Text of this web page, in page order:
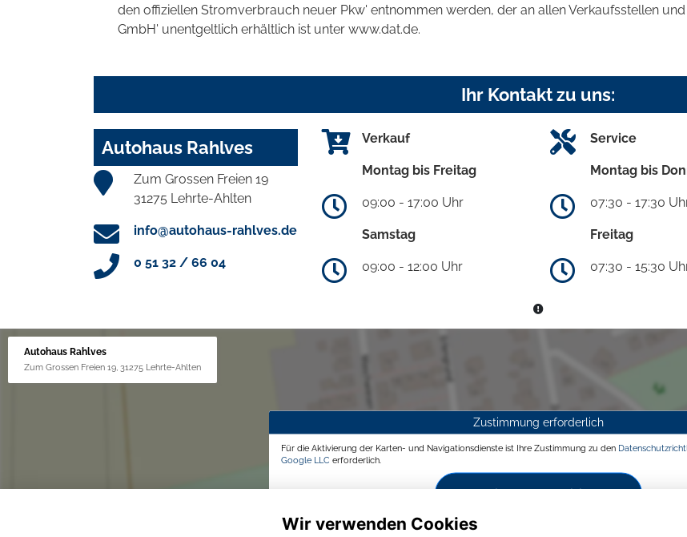
den offiziellen Stromverbrauch neuer Pkw' entnommen werden, der an allen Verkaufsstellen
GmbH' unentgeltlich erhältlich ist unter www.dat.de.
Ihr Kontakt zu uns:
Autohaus Rahlves
Zum Grossen Freien 19
31275 Lehrte-Ahlten
info@autohaus-rahlves.de
0 51 32 / 66 04
Verkauf
Montag bis Freitag
09:00 - 17:00 Uhr
Samstag
09:00 - 12:00 Uhr
Service
Montag bis
07:30 - 17:30
Freitag
07:30 - 15:30
Autohaus Rahlves
Zum Grossen Freien 19, 31275 Lehrte-Ahlten
Zustimmung erforderlich
Für die Aktivierung der Karten- und Navigationsdienste ist Ihre Zustimmung zu den
Google LLC erforderlich.
Wir verwenden Cookies